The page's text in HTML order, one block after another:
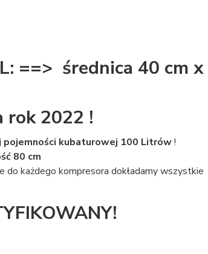
==> średnica 40 cm x
rok 2022 !
pojemności kubaturowej 100 Litrów!
80 cm
do każdego kompresora dokładamy wszystkie